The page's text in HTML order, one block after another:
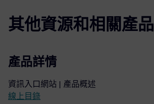
其他資源和相關產品
產品詳情
資訊入口網站 | 產品概述
線上目錄